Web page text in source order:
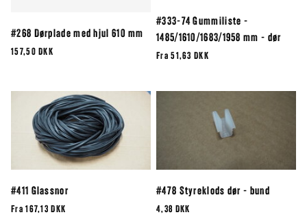
#268 Dørplade med hjul 610 mm
157,50 DKK
#333-74 Gummiliste -
1485/1610/1683/1958 mm - dør
Fra 51,63 DKK
#411 Glassnor
Fra 167,13 DKK
#478 Styreklods dør - bund
4,38 DKK